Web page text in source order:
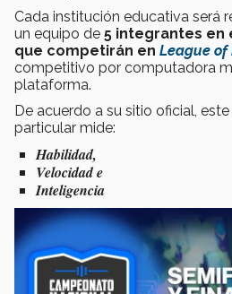
Cada institución educativa será
un equipo de 5 integrantes en
que competirán en League of
competitivo por computadora
plataforma.
De acuerdo a su sitio oficial,
particular mide:
Habilidad,
Velocidad e
Inteligencia